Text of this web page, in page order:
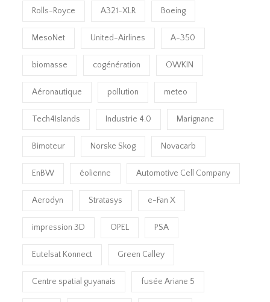
Rolls-Royce A321-XLR Boeing
MesoNet United-Airlines A-350
biomasse cogénération OWKIN
Aéronautique pollution meteo
Tech4Islands Industrie 4.0 Marignane
Bimoteur Norske Skog Novacarb
EnBW éolienne Automotive Cell Company
Aerodyn Stratasys e-Fan X
impression 3D OPEL PSA
Eutelsat Konnect Green Calley
Centre spatial guyanais fusée Ariane 5